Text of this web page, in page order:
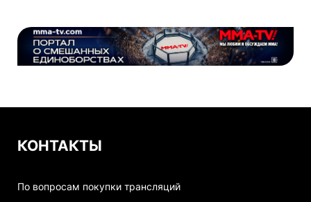
КОНТАКТЫ
По вопросам покупки трансляций